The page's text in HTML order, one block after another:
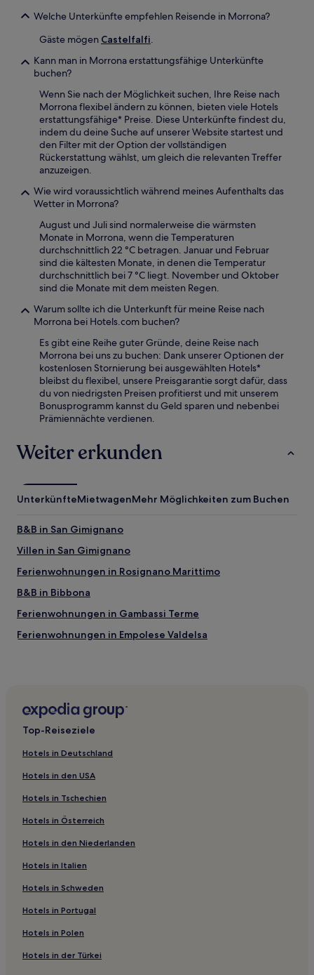
Welche Unterkünfte empfehlen Reisende in Morrona?
Gäste mögen Castelfalfi.
Kann man in Morrona erstattungsfähige Unterkünfte
buchen?
Wenn Sie nach der Möglichkeit suchen, Ihre Reise nach
Morrona flexibel ändern zu können, bieten viele Hotels
erstattungsfähige* Preise. Diese Unterkünfte findest du,
indem du deine Suche auf unserer Website startest und
den Filter mit der Option der vollständigen
Rückerstattung wählst, um gleich die relevanten Treffer
anzuzeigen.
Wie wird voraussichtlich während meines Aufenthalts das
Wetter in Morrona?
August und Juli sind normalerweise die wärmsten
Monate in Morrona, wenn die Temperaturen
durchschnittlich 22 °C betragen. Januar und Februar
sind die kältesten Monate, in denen die Temperatur
durchschnittlich bei 7 °C liegt. November und Oktober
sind die Monate mit dem meisten Regen.
Warum sollte ich die Unterkunft für meine Reise nach
Morrona bei Hotels.com buchen?
Es gibt eine Reihe guter Gründe, deine Reise nach
Morrona bei uns zu buchen: Dank unserer Optionen der
kostenlosen Stornierung bei ausgewählten Hotels*
bleibst du flexibel, unsere Preisgarantie sorgt dafür, dass
du von niedrigsten Preisen profitierst und mit unserem
Bonusprogramm kannst du Geld sparen und nebenbei
Prämiennächte verdienen.
Weiter erkunden
UnterkünfteMietwagenMehr Möglichkeiten zum Buchen
B&B in San Gimignano
Villen in San Gimignano
Ferienwohnungen in Rosignano Marittimo
B&B in Bibbona
Ferienwohnungen in Gambassi Terme
Ferienwohnungen in Empolese Valdelsa
Familien in Livorno
Haustierfreundliche in Livorno
Haustierfreundliche in Pisa
Business in Pisa
Familien in Pisa
Hotels mit inbegriffenem Frühstück in Pisa
Hotels mit Parkplatz in Castellina Marittima
Familien in Peccioli
Familien nahe Mezzogiorno
Hotels mit Parkplatz nahe Mezzogiorno
Hotels mit Parkplatz in Fucecchio
Familien in Volterra
Top-Reiseziele
Hotels in Deutschland
Hotels in den USA
Hotels in Tschechien
Hotels in Österreich
Hotels in den Niederlanden
Hotels in Italien
Hotels in Schweden
Hotels in Portugal
Hotels in Polen
Hotels in der Türkei